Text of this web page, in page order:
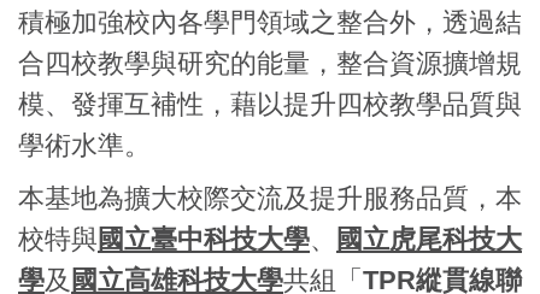
積極加強校內各學門領域之整合外，透過結
合四校教學與研究的能量，整合資源擴增規
模、發揮互補性，藉以提升四校教學品質與
學術水準。
本基地為擴大校際交流及提升服務品質，本
校特與 國立臺中科技大學、
國立虎尾科技大
學及 國立高雄科技大學共組「 TPR縱貫線聯